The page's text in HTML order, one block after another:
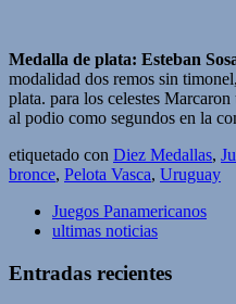
Medalla de plata: Esteban
modalidad dos remos sin
plata. para los celestes
al podio como segundos en la
etiquetado con Diez Medallas,
bronce, Pelota Vasca, Uruguay
Juegos Panamericanos
ultimas noticias
Entradas recientes